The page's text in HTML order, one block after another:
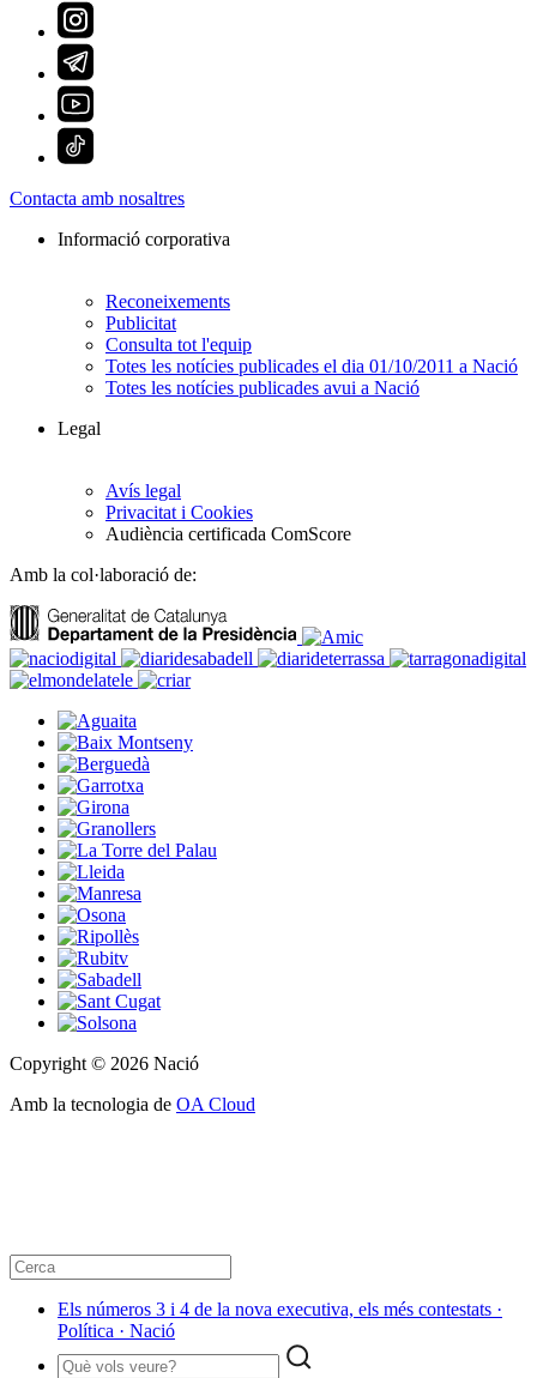
Contacta amb nosaltres
Informació corporativa
Reconeixements
Publicitat
Consulta tot l'equip
Totes les notícies publicades el dia 01/10/2011 a Nació
Totes les notícies publicades avui a Nació
Legal
Avís legal
Privacitat i Cookies
Audiència certificada ComScore
Amb la col·laboració de:
Copyright © 2026 Nació
Amb la tecnologia de OA Cloud
Els números 3 i 4 de la nova executiva, els més contestats ·
Política · Nació